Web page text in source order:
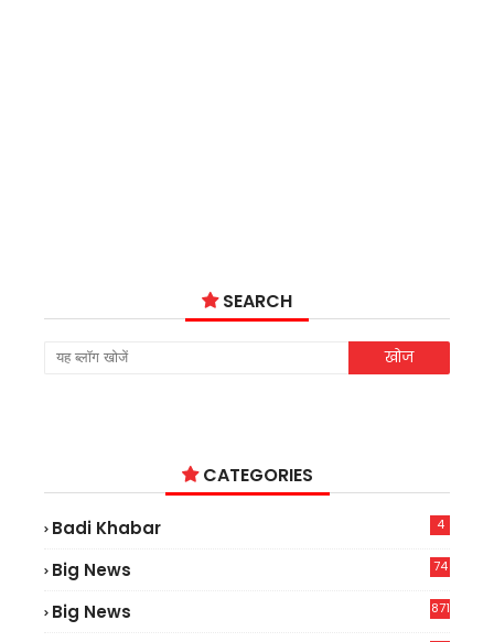
SEARCH
CATEGORIES
Badi Khabar 4
Big News
74
Big News 871